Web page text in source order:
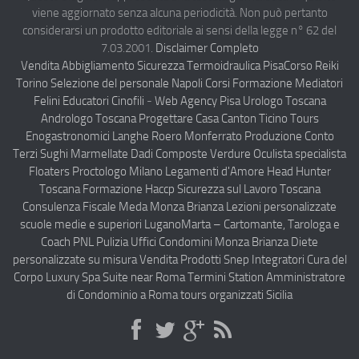
Compagnie Aeree
Industria
Notizie Italia
Aeronautica Civile
Aeronautica Militare
Aeroporti
Compagnie Aeree
Forze Aeree
Incidenti e inconvenienti aerei
Industria
viene aggiornato senza alcuna periodicità. Non può pertanto
considerarsi un prodotto editoriale ai sensi della legge n° 62 del
7.03.2001. Disclaimer Completo
Vendita Abbigliamento SicurezzaTermoidraulica PisaCorso Reiki
Torino Selezione del personale Napoli Corsi Formazione Mediatori
Felini Educatori Cinofili - Web Agency Pisa Urologo Toscana
Andrologo Toscana Progettare Casa Canton Ticino Tours
Enogastronomici Langhe Roero Monferrato Produzione Conto
Terzi Sughi Marmellate Dadi Composte Verdure Oculista specialista
Floaters Proctologo Milano Legamenti d'Amore Head Hunter
Toscana Formazione Haccp Sicurezza sul Lavoro Toscana
Consulenza Fiscale Meda Monza Brianza Lezioni personalizzate
scuole medie e superiori LuganoMarta – Cartomante, Tarologa e
Coach PNL Pulizia Uffici Condomini Monza Brianza Diete
personalizzate su misuraVendita Prodotti Snep Integratori Cura del
Corpo Luxury Spa Suite near Roma Termini Station Amministratore
di Condominio a Romatours organizzati Sicilia